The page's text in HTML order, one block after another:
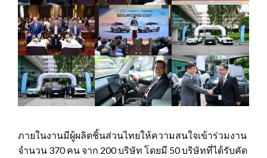
ภายในงานมีผู้ผลิตชิ้นส่วนไทยให้ความสนใจเข้าร่วมงาน
จำนวน 370 คน จาก 200 บริษัท โดยมี 50 บริษัทที่ได้รับคัด